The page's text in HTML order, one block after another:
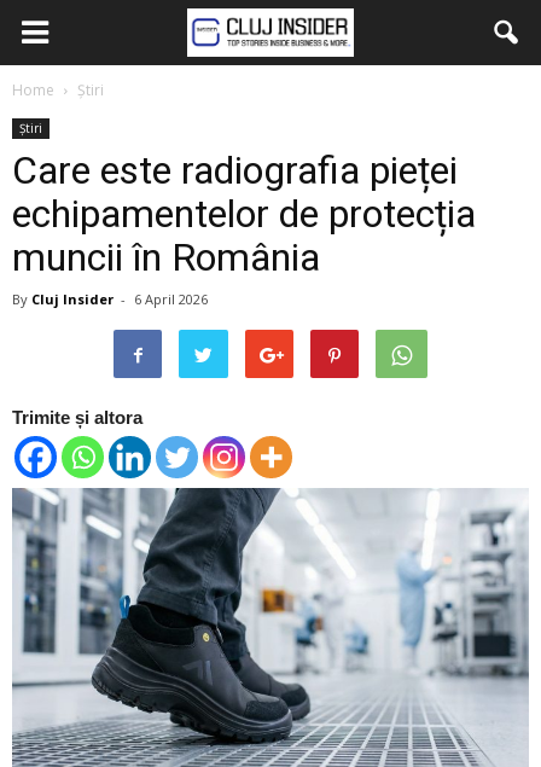
Home Știri
Știri
Care este radiografia pieței
echipamentelor de protecția
muncii în România
By Cluj Insider - 6 April 2026
Trimite și altora